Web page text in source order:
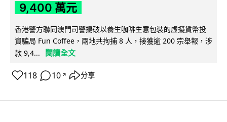
9,400 萬元
香港警方聯同澳門司警搗破以養生咖啡生意包裝的虛擬貨幣投
資騙局 Fun Coffee，兩地共拘捕 8 人，接獲逾 200 宗舉報，涉
款 9,4...
閱讀全文
118 10 ↗ 分享